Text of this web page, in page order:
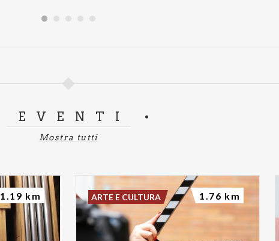
EVENTI
Mostra tutti
1.19 km ARTE E CULTURA 1.76 km